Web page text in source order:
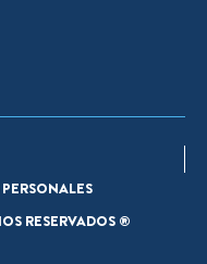
RESERVADOS ®